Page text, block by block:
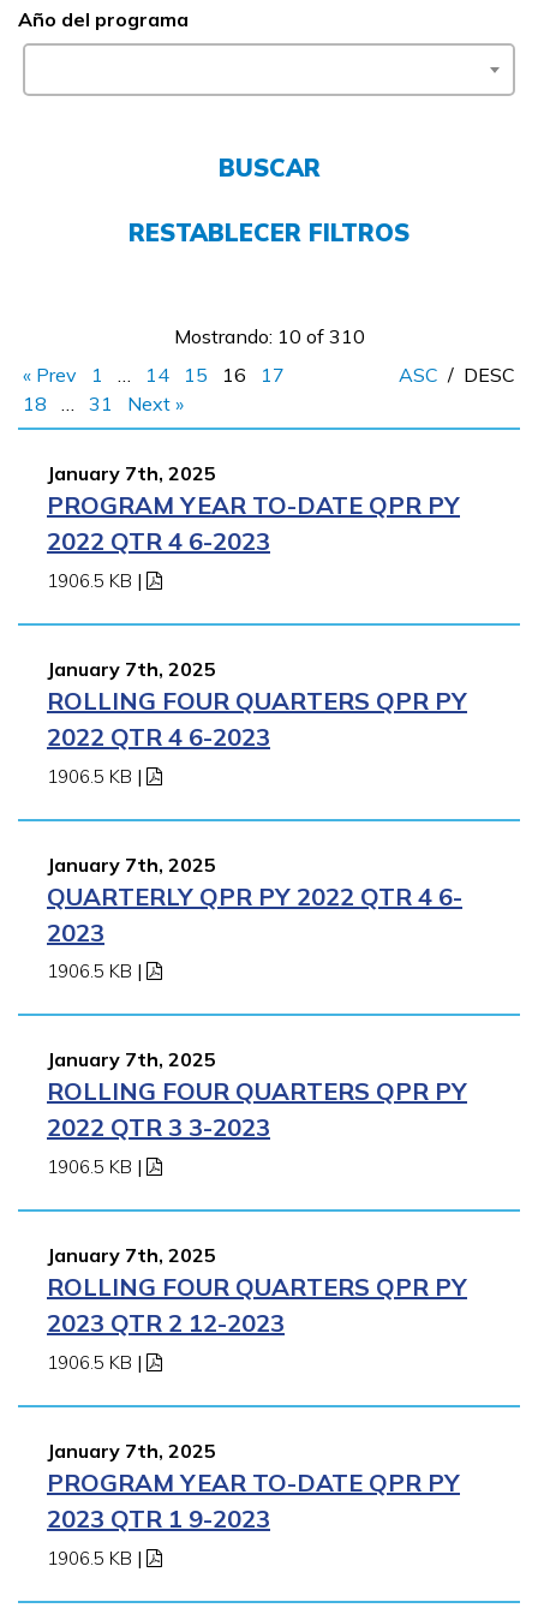
FAQs
Año del programa
BUSCAR
RESTABLECER FILTROS
Mostrando: 10 of 310
« Prev
1 … 14 15 16
17
18
… 31 Next »
ASC / DESC
January 7th, 2025
PROGRAM YEAR TO-DATE QPR PY
2022 QTR 4 6-2023
1906.5 KB |
January 7th, 2025
ROLLING FOUR QUARTERS QPR PY
2022 QTR 4 6-2023
1906.5 KB |
January 7th, 2025
QUARTERLY QPR PY 2022 QTR 4 6-
2023
1906.5 KB |
January 7th, 2025
ROLLING FOUR QUARTERS QPR PY
2022 QTR 3 3-2023
1906.5 KB |
January 7th, 2025
ROLLING FOUR QUARTERS QPR PY
2023 QTR 2 12-2023
1906.5 KB |
January 7th, 2025
PROGRAM YEAR TO-DATE QPR PY
2023 QTR 1 9-2023
1906.5 KB |